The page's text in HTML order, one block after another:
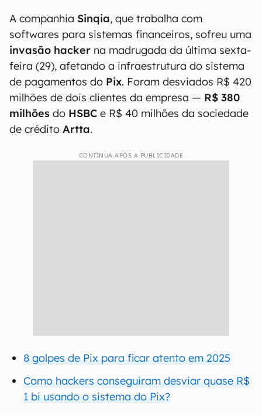
A companhia Sinqia, que trabalha com
softwares para sistemas financeiros, sofreu uma
invasão hacker na madrugada da última sexta-
feira (29), afetando a infraestrutura do sistema
de pagamentos do Pix. Foram desviados R$ 420
milhões de dois clientes da empresa — R$ 380
milhões do HSBC e R$ 40 milhões da sociedade
de crédito Artta.
CONTINUA APÓS A PUBLICIDADE
8 golpes de Pix para ficar atento em 2025
Como hackers conseguiram desviar quase R$
1 bi usando o sistema do Pix?